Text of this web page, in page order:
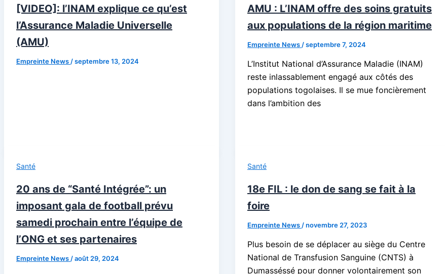
[VIDEO]: l’INAM explique ce qu’est
l’Assurance Maladie Universelle
(AMU)
Empreinte News /septembre 13, 2024
AMU : L’INAM offre des soins gratuits
aux populations de la région maritime
Empreinte News /septembre 7, 2024
L’Institut National d’Assurance Maladie (INAM)
reste inlassablement engagé aux côtés des
populations togolaises. Il se mue foncièrement
dans l’ambition des
Santé
20 ans de “Santé Intégrée”: un
imposant gala de football prévu
samedi prochain entre l’équipe de
l’ONG et ses partenaires
Empreinte News /août 29, 2024
Santé
18e FIL : le don de sang se fait à la
foire
Empreinte News /novembre 27, 2023
Plus besoin de se déplacer au siège du Centre
National de Transfusion Sanguine (CNTS) à
Dumasséssé pour donner volontairement son